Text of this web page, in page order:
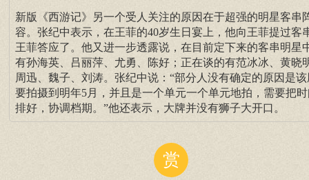
新版《西游记》另一个受人关注的原因在于超强的明星客串
容。张纪中表示，在王菲的40岁生日宴上，他向王菲提过客
王菲答应了。他又进一步透露说，在目前定下来的客串明星
有孙海英、吕丽萍、尤勇、陈好；正在谈的有范冰冰、黄晓
周迅、魏子、刘涛。张纪中说：“部分人没有确定的原因是该
要拍摄到明年5月，并且是一个单元一个单元地拍，需要把
排好，协调档期。”他还表示，大牌并没有狮子大开口。
赏